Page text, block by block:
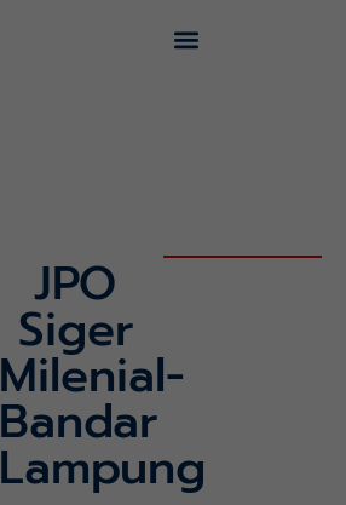
JPO
Siger
Milenial-
Bandar
Lampung